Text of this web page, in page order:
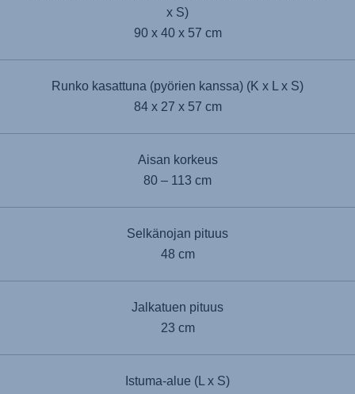
x S)
90 x 40 x 57 cm
Runko kasattuna (pyörien kanssa) (K x L x S)
84 x 27 x 57 cm
Aisan korkeus
80 – 113 cm
Selkänojan pituus
48 cm
Jalkatuen pituus
23 cm
Istuma-alue (L x S)